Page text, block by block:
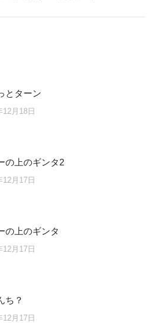
とターン
12月18日
の上のギンタ2
12月17日
の上のギンタ
12月17日
ち？
12月17日